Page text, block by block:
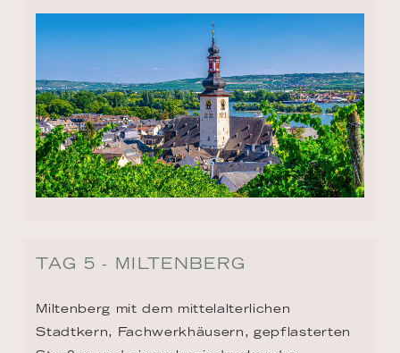
TAG 5 - MILTENBERG
Miltenberg mit dem mittelalterlichen
Stadtkern, Fachwerkhäusern, gepflasterten